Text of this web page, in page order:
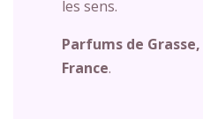
les sens.
Parfums de
France.